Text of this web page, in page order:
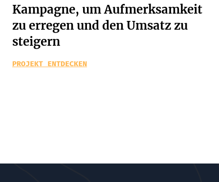
Kampagne, um Aufmerksamkeit
zu erregen und den Umsatz zu
steigern
PROJEKT ENTDECKEN